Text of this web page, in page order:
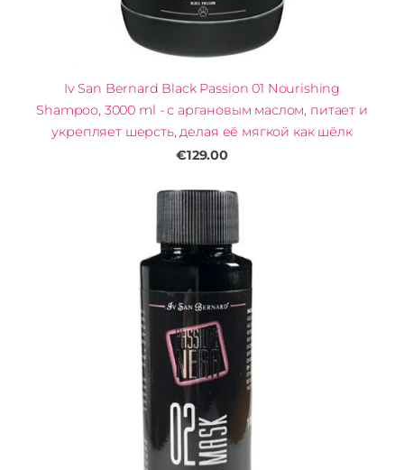
Iv San Bernard Black Passion 01 Nourishing
Shampoo, 3000 ml - с аргановым маслом, питает и
укрепляет шерсть, делая её мягкой как шёлк
€129.00